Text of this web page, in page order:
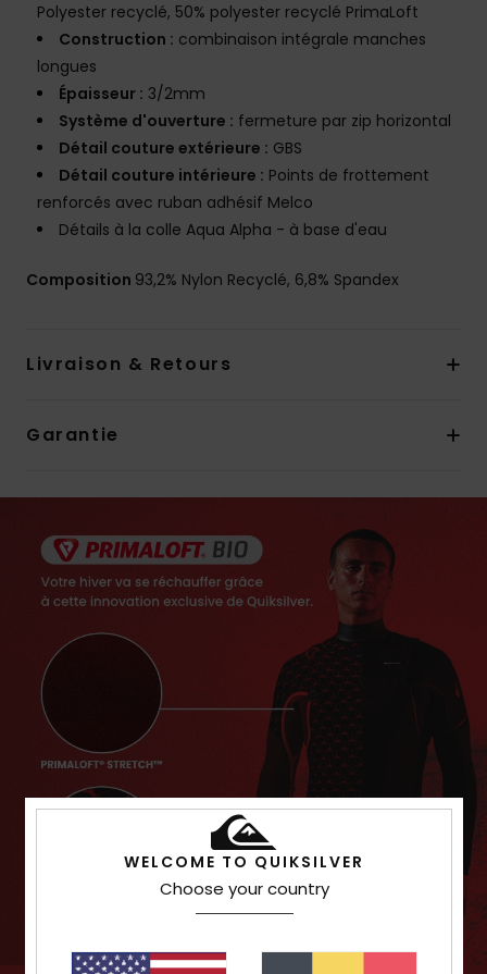
Polyester recyclé, 50% polyester recyclé PrimaLoft
Construction : combinaison intégrale manches
longues
Épaisseur : 3/2mm
Système d'ouverture : fermeture par zip horizontal
Détail couture extérieure : GBS
Détail couture intérieure : Points de frottement
renforcés avec ruban adhésif Melco
Détails à la colle Aqua Alpha - à base d'eau
Composition 93,2% Nylon Recyclé, 6,8% Spandex
Livraison & Retours
Garantie
WELCOME TO QUIKSILVER
Choose your country